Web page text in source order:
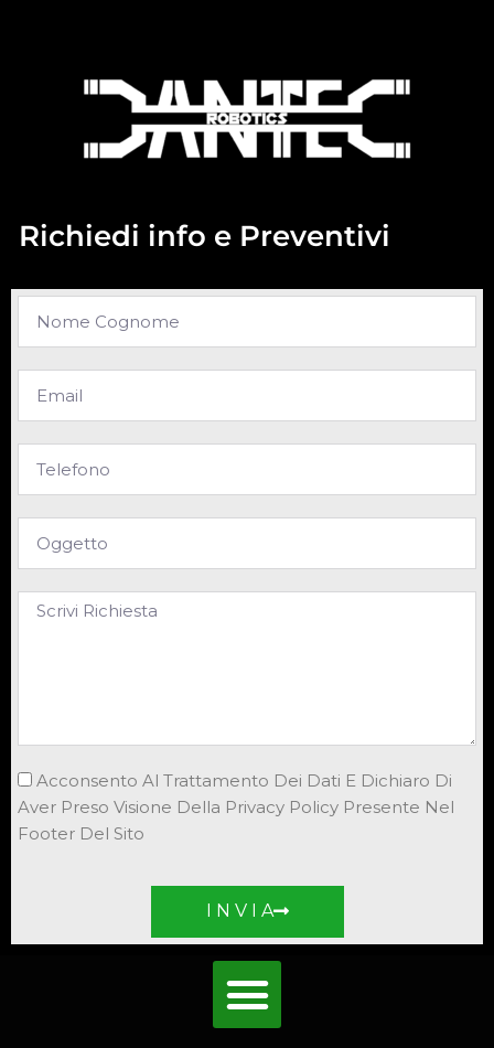
Richiedi info e Preventivi
Acconsento Al Trattamento Dei Dati E Dichiaro Di
Aver Preso Visione Della Privacy Policy Presente Nel
Footer Del Sito
I N V I A